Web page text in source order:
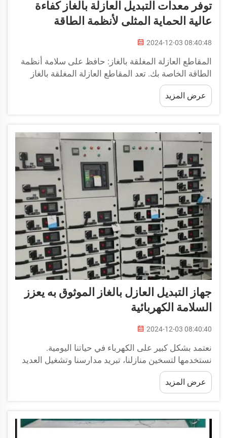
توفر معدات التبديل العازلة بالغاز كفاءة
عالية الحماية المثلى لأنظمة الطاقة
2024-12-03 08:40:48
المقاطع العازلة المغلقة بالغاز: حافظ على سلامة أنظمة
الطاقة الخاصة بك. تعد المقاطع العازلة المغلقة بالغاز
خيارًا مفيدًا للغاية إذا كنت تهدف إلى الحفاظ على أنظمة
الطاقة الخاصة بك آمنة وقابلة للتشغيل. تمنع هذه
الوحدات الفريدة حدوث أي ضرر لأنظمة الطاقة الخاصة
عرض المزيد
جهاز التبديل العازل بالغاز الموثوق به يعزز
السلامة الكهربائية
2024-12-03 08:40:40
نعتمد بشكل كبير على الكهرباء في حياتنا اليومية.
نستخدمها لتسخين منازلنا، تبريد مدارسنا وتشغيل العديد
من الأجهزة التي نعتمد عليها. وعلى الجانب الآخر،
الكهرباء خطيرة أيضًا إذا لم تُستخدم بطريقة صحيحة
وأمنة. لذلك يجب على الجميع...
عرض المزيد